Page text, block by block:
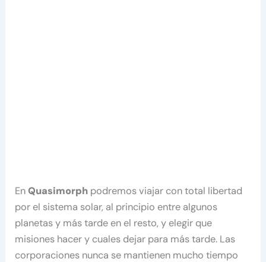
EnQuasimorph podremos viajar con total libertad
por el sistema solar, al principio entre algunos
planetas y más tarde en el resto, y elegir que
misiones hacer y cuales dejar para más tarde. Las
corporaciones nunca se mantienen mucho tiempo